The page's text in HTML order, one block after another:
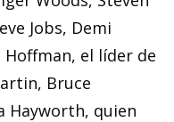
Jobs, Demi
Hoffman, el líder de
Bruce
Hayworth, quien